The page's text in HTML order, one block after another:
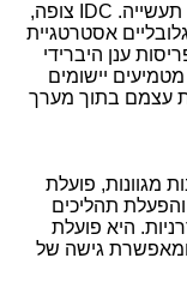
תעשייה. IDC
צופה,
מהארגונים הגלובליים אסטרטגיית
ענן היברידי
יישומים
עצמם בתוך מערך
מגוונות, פועלת
תהליכים
היא פועלת
ומאפשרת גישה של